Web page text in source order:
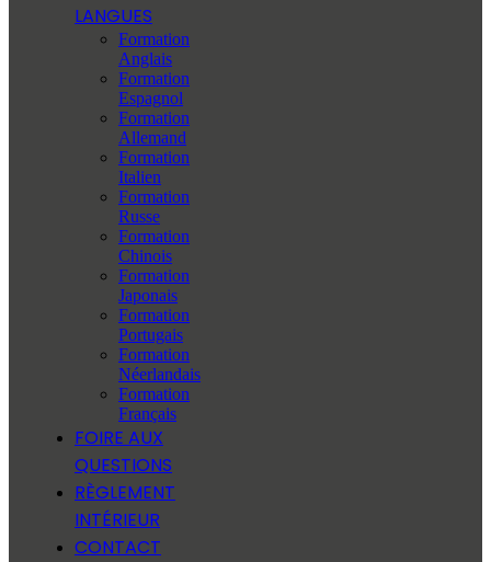
LANGUES
Formation
Anglais
Formation
Espagnol
Formation
Allemand
Formation
Italien
Formation
Russe
Formation
Chinois
Formation
Japonais
Formation
Portugais
Formation
Néerlandais
Formation
Français
FOIRE AUX
QUESTIONS
RÈGLEMENT
INTÉRIEUR
CONTACT